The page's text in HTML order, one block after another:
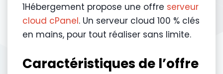
1Hébergement propose une offre serveur
cloud cPanel. Un serveur cloud 100 % clés
en mains, pour tout réaliser sans limite.
Caractéristiques de l’offre